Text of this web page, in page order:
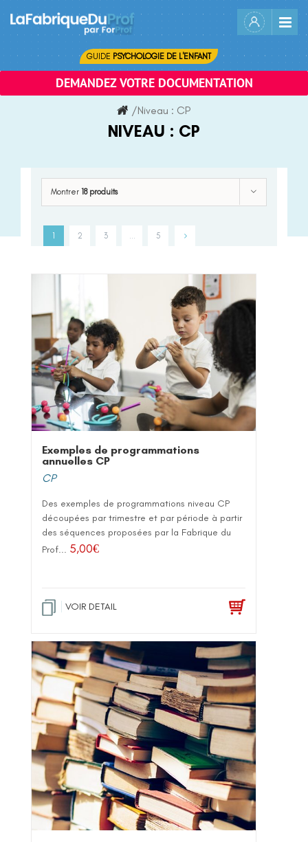
content
GUIDE PSYCHOLOGIE DE L'ENFANT
DEMANDEZ VOTRE DOCUMENTATION
/Niveau : CP
NIVEAU : CP
Montrer 18 produits
1 2 3 5
Exemples de programmations
annuelles CP
CP
Des exemples de programmations niveau CP
découpées par trimestre et par période à partir
des séquences proposées par la Fabrique du
Prof... 5,00€
VOIR DETAIL